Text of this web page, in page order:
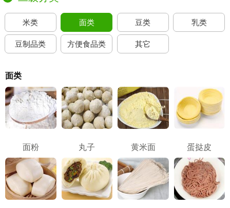
米类 面类 豆类 乳类
豆制品类 方便食品类 其它
面类
面粉 丸子 黄米面 蛋挞皮